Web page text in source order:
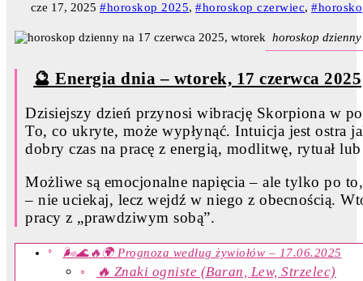
cze 17, 2025 #horoskop 2025, #horoskop czerwiec,
horoskop
🔮 Energia dnia – wtorek, 17 czerwca 2025
Dzisiejszy dzień przynosi wibrację Skorpiona w
To, co ukryte, może wypłynąć. Intuicja jest ostra
dobry czas na pracę z energią, modlitwę, rytuał
Możliwe są emocjonalne napięcia – ale tylko po to,
– nie uciekaj, lecz wejdź w niego z obecnością.
pracy z „prawdziwym sobą”.
🌬️🌊🔥🌍 Prognoza według żywiołów – 17.06.2025
🔥 Znaki ogniste (Baran, Lew, Strzelec)